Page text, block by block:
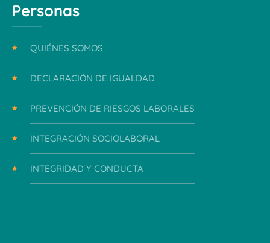
Personas
QUIÉNES SOMOS
DECLARACIÓN DE IGUALDAD
PREVENCIÓN DE RIESGOS LABORALES
INTEGRACIÓN SOCIOLABORAL
INTEGRIDAD Y CONDUCTA